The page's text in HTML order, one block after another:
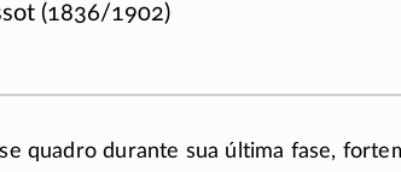
(1836/1902)
quadro durante sua última fase,